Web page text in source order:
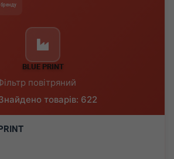
бренду
BLUE PRINT
повітряний
товарів: 622